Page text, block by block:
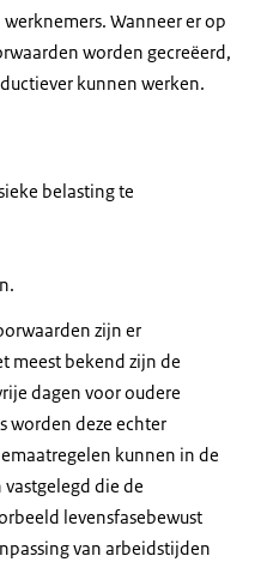
Wanneer er op
worden gecreëerd,
kunnen werken.
belasting te
zijn er
meest bekend zijn de
dagen voor oudere
worden deze echter
kunnen in de
die de
levensfasebewust
van arbeidstijden